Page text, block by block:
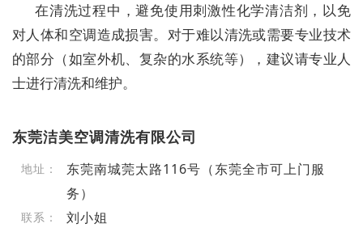
在清洗过程中，避免使用刺激性化学清洁剂，以免
对人体和空调造成损害。对于难以清洗或需要专业技术
的部分（如室外机、复杂的水系统等），建议请专业人
士进行清洗和维护。
东莞洁美空调清洗有限公司
地址：
东莞南城莞太路116号（东莞全市可上门服
务）
联系： 刘小姐